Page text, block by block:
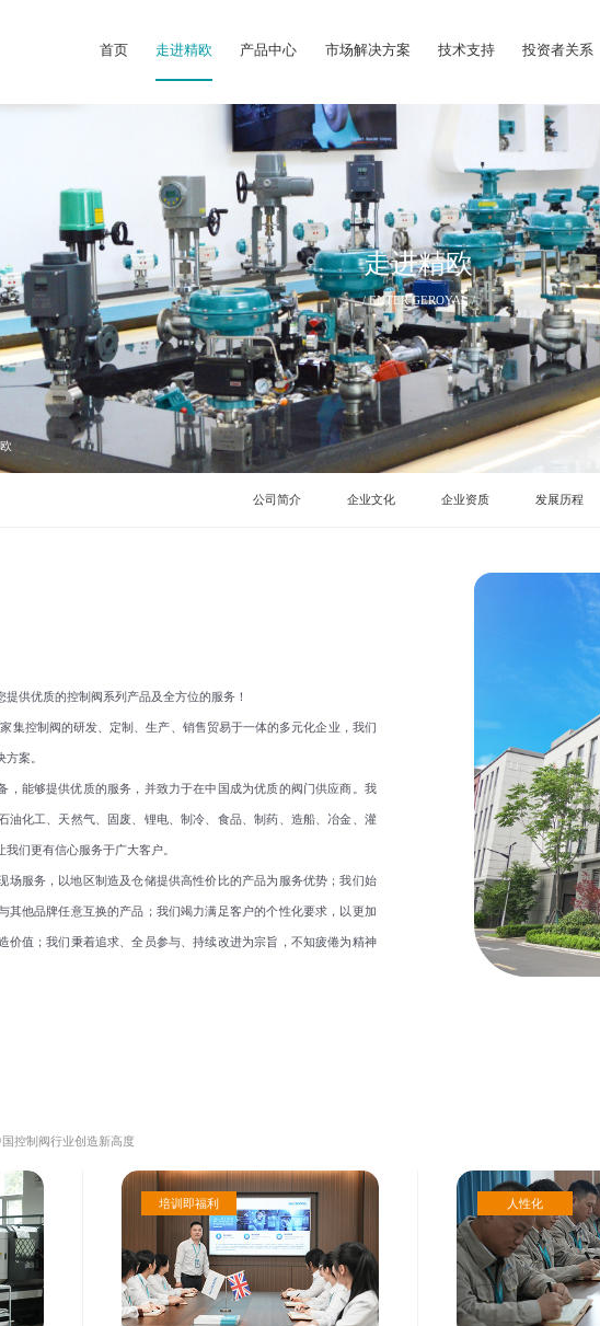
首页 走进精欧 产品中心 市场解决方案 技术支持 投资者关系
走进精欧
/ ENTER GEROYAL /
公司简介 企业文化 企业资质 发展历程
优质的控制阀系列产品及全方位的服务！
控制阀的研发、定制、生产、销售贸易于一体的多元化企业，我们
案。
能够提供优质的服务，并致力于在中国成为优质的阀门供应商。我
油化工、天然气、固废、锂电、制冷、食品、制药、造船、冶金、灌
们更有信心服务于广大客户。
服务，以地区制造及仓储提供高性价比的产品为服务优势；我们始
其他品牌任意互换的产品；我们竭力满足客户的个性化要求，以更加
价值；我们秉着追求、全员参与、持续改进为宗旨，不知疲倦为精神
涵盖售前售中售后三阶段的全过程服务。
控制阀行业创造新高度
培训即福利 人性化